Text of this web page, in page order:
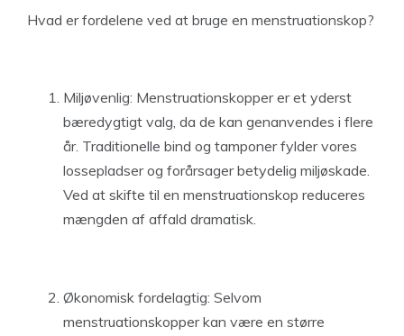
Hvad er fordelene ved at bruge en menstruationskop?
Miljøvenlig: Menstruationskopper er et yderst
bæredygtigt valg, da de kan genanvendes i flere
år. Traditionelle bind og tamponer fylder vores
lossepladser og forårsager betydelig miljøskade.
Ved at skifte til en menstruationskop reduceres
mængden af affald dramatisk.
Økonomisk fordelagtig: Selvom
menstruationskopper kan være en større